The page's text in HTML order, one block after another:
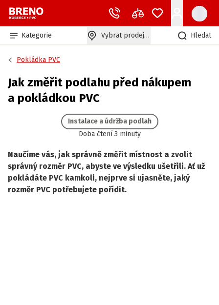
Kategorie Vybrat prodejnu Hledat
Pokládka PVC
Jak změřit podlahu před nákupem
a pokládkou PVC
Doba čtení 3 minuty
Instalace a údržba podlah
Naučíme vás, jak správně změřit místnost a zvolit
správný rozměr PVC, abyste ve výsledku ušetřili. Ať už
pokládáte PVC kamkoli, nejprve si ujasněte, jaký
rozměr PVC potřebujete pořídit.